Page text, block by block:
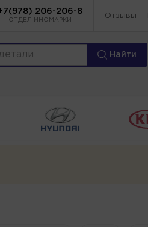
206-206-8
ОТДЕЛ ИНОМАРКИ
Отзывы
Найти